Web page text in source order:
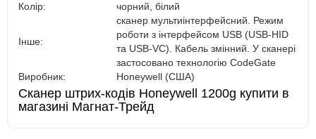
Колір:
чорний, білий
Iнше:
сканер мультиінтерфейсний. Режим
роботи з інтерфейсом USB (USB-HID
та USB-VC). Кабель змінний. У сканері
застосовано технологію CodeGate
Виробник:
Honeywell (США)
Сканер штрих-кодів Honeywell 1200g купити в
магазині Магнат-Трейд